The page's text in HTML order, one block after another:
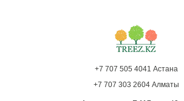
+7 707 505 4041 Астана
+7 707 303 2604 Алматы